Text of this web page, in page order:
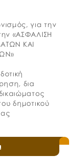
για την
«ΑΣΦΑΛΙΣΗ
ΚΑΙ
δια
δημοτικού